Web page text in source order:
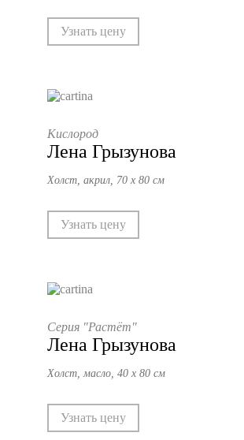
Узнать цену
Кислород
Лена Грызунова
Холст, акрил, 70 х 80 см
Узнать цену
Серия "Растёт"
Лена Грызунова
Холст, масло, 40 х 80 см
Узнать цену